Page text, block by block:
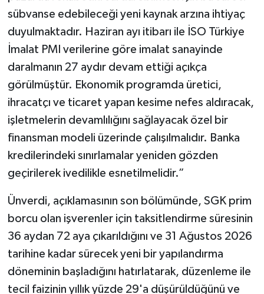
sübvanse edebileceği yeni kaynak arzına ihtiyaç
duyulmaktadır. Haziran ayı itibarı ile İSO Türkiye
İmalat PMI verilerine göre imalat sanayinde
daralmanın 27 aydır devam ettiği açıkça
görülmüştür. Ekonomik programda üretici,
ihracatçı ve ticaret yapan kesime nefes aldıracak,
işletmelerin devamlılığını sağlayacak özel bir
finansman modeli üzerinde çalışılmalıdır. Banka
kredilerindeki sınırlamalar yeniden gözden
geçirilerek ivedilikle esnetilmelidir.”
Ünverdi, açıklamasının son bölümünde, SGK prim
borcu olan işverenler için taksitlendirme süresinin
36 aydan 72 aya çıkarıldığını ve 31 Ağustos 2026
tarihine kadar sürecek yeni bir yapılandırma
döneminin başladığını hatırlatarak, düzenleme ile
tecil faizinin yıllık yüzde 29'a düşürüldüğünü ve